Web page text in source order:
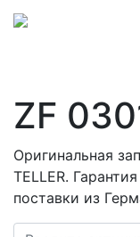
ZF
Оригинальная
TELLER.
поставки из